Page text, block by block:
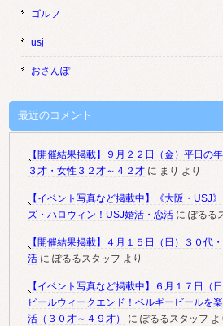
ゴルフ
usj
おさんぽ
最近のコメント
【開催結果掲載】９月２２日（金）平日の
３才・女性３２才～４２才 に まり より
【イベント写真など掲載中】《大阪・USJ
ズ・ハロウィン！USJ婚活・恋活 にぽるる
【開催結果掲載】４月１５日（日）３０代
活 にぽるるスタッフ より
【イベント写真など掲載中】６月１７日（
ビールウィークエンド！ベルギービールを
活（３０才～４９才）
にぽるるスタッフ よ